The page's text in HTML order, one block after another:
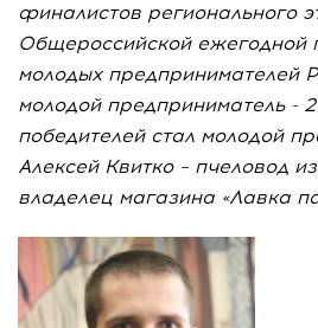
финалистов регионального
Общероссийской ежегодной
молодых предпринимателей
молодой предприниматель -
победителей стал молодой
Алексей Квитко – пчеловод
владелец магазина «Лавка